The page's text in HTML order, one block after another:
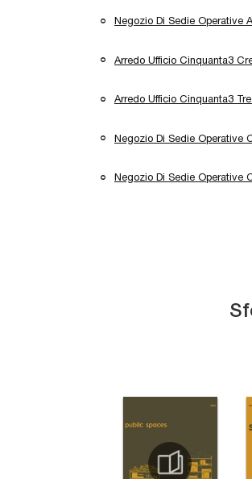
Negozio Di Sedie Operative
Arredo Ufficio Cinquanta3
Arredo Ufficio Cinquanta3
Negozio Di Sedie Operative
Negozio Di Sedie Operative